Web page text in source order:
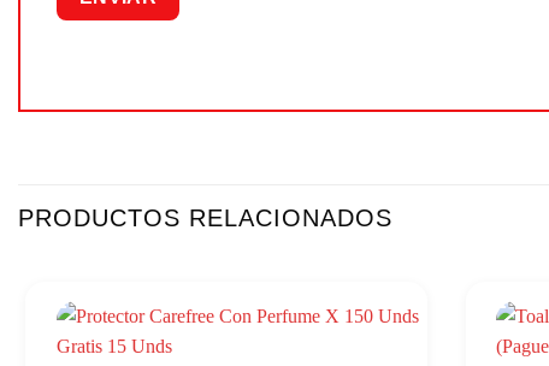
PRODUCTOS RELACIONADOS